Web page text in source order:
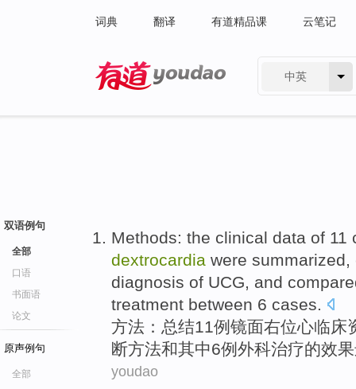
词典 翻译 有道精品课 云笔记
中英
双语例句
全部
口语
书面语
论文
原声例句
全部
Methods: the clinical data of 11
dextrocardia were summarized,
diagnosis of UCG, and
treatment between 6 cases.
方法 ： 总结11例 镜面右位心临床
断方法和其中6例 外科治疗的效果
youdao